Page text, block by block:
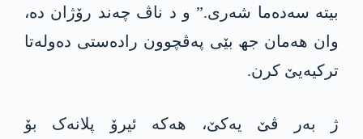
بیتە سەدەما شەری.” و د ناڤ چەند رۆژان دە،
وان ھەمان جھ بێی پەڤچوون رادەستی دەولەتا
ترکیەیێ کرن.
ژ بەر ڤێ یەکێ، ھەکە ئیرۆ پلانەک بۆ